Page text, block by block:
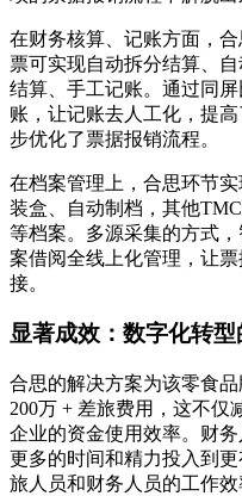
在财务核算、记账方面，
票可实现自动拆分结算、
结算、手工记账。通过同
账，让记账去人工化，提
步优化了票据报销流程。
在档案管理上，合思环节
装盒、自动制档，其他
等档案。多源采集的方式
案借阅全线上化管理，让
接。
显著成效：数字化转
合思的解决方案为该零食
200万 + 差旅费用，这不仅
企业的资金使用效率。财
更多的时间和精力投入到
旅人员和财务人员的工作